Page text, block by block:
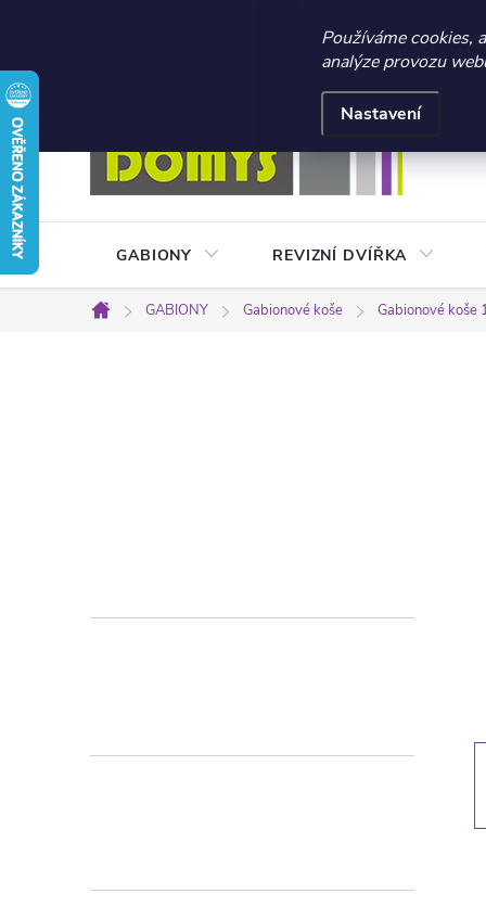
☀️ LETNÍ AKCE
Používáme cookies,
analýze provozu
Nastavení
Přejít
na
obsah
Obchodní podmínky
GABIONY REVIZNÍ DVÍŘKA
Domů
GABIONY Gabionové koše Gabionové koše
r
p